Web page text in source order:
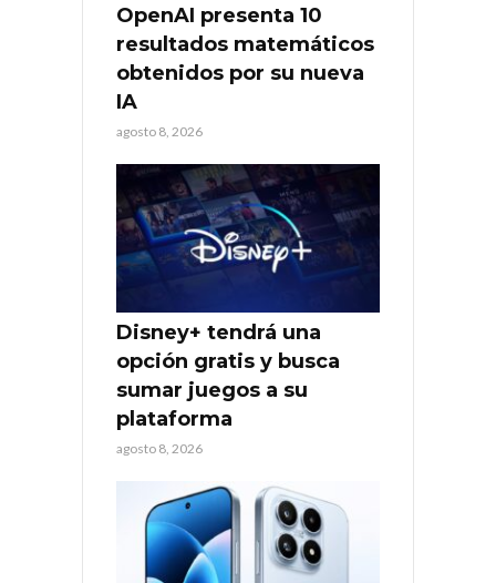
OpenAI presenta 10
resultados matemáticos
obtenidos por su nueva
IA
agosto 8, 2026
Disney+ tendrá una
opción gratis y busca
sumar juegos a su
plataforma
agosto 8, 2026